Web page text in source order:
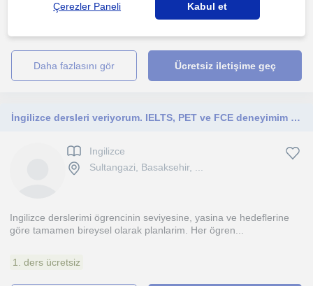
daha fazlasını gör Ücretsiz iletişime geç
İngilizce dersleri veriyorum. IELTS, PET ve FCE deneyimim var. İngiltere’de native eğitim aldım. her yas grubu ile calisiyorum.
Ingilizce
Sultangazi, Basaksehir, ...
Ingilizce derslerimi ögrencinin seviyesine, yasina ve hedeflerine
göre tamamen bireysel olarak planlarim. Her ögren...
1. ders ücretsiz
Çerezler Paneli Kabul et